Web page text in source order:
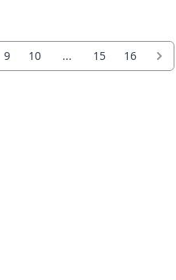
9 10 ... 15 16